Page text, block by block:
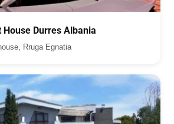
Durres Albania
Rruga Egnatia